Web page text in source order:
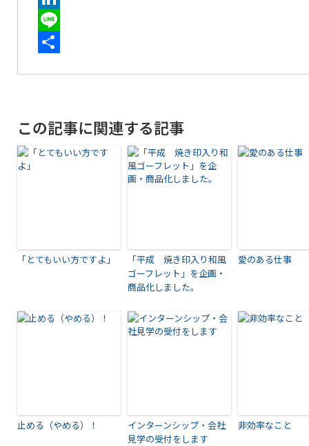
LinkedIn
Line
有
この記事に関連する記事
「とてもいい方ですよ」
「平成 焼き印入り和風
ゴーフレット」を企画・
商品化しました。
愛のある仕事
止める（やめる）！
インターンシップ・会社
見学の受付をします
非効率なこと